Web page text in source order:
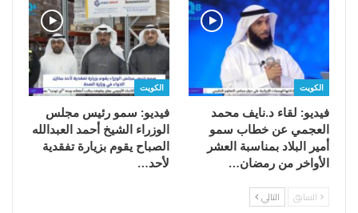
الكويت
فيديو: لقاء د.نايف محمد
العجمي عن خطاب سمو
أمير البلاد بمناسبة العشر
الأواخر من رمضان…
الكويت
فيديو: سمو رئيس مجلس
الوزراء الشيخ أحمد العبدالله
الصباح يقوم بزيارة تفقدية
لأحد…
السابق التالي